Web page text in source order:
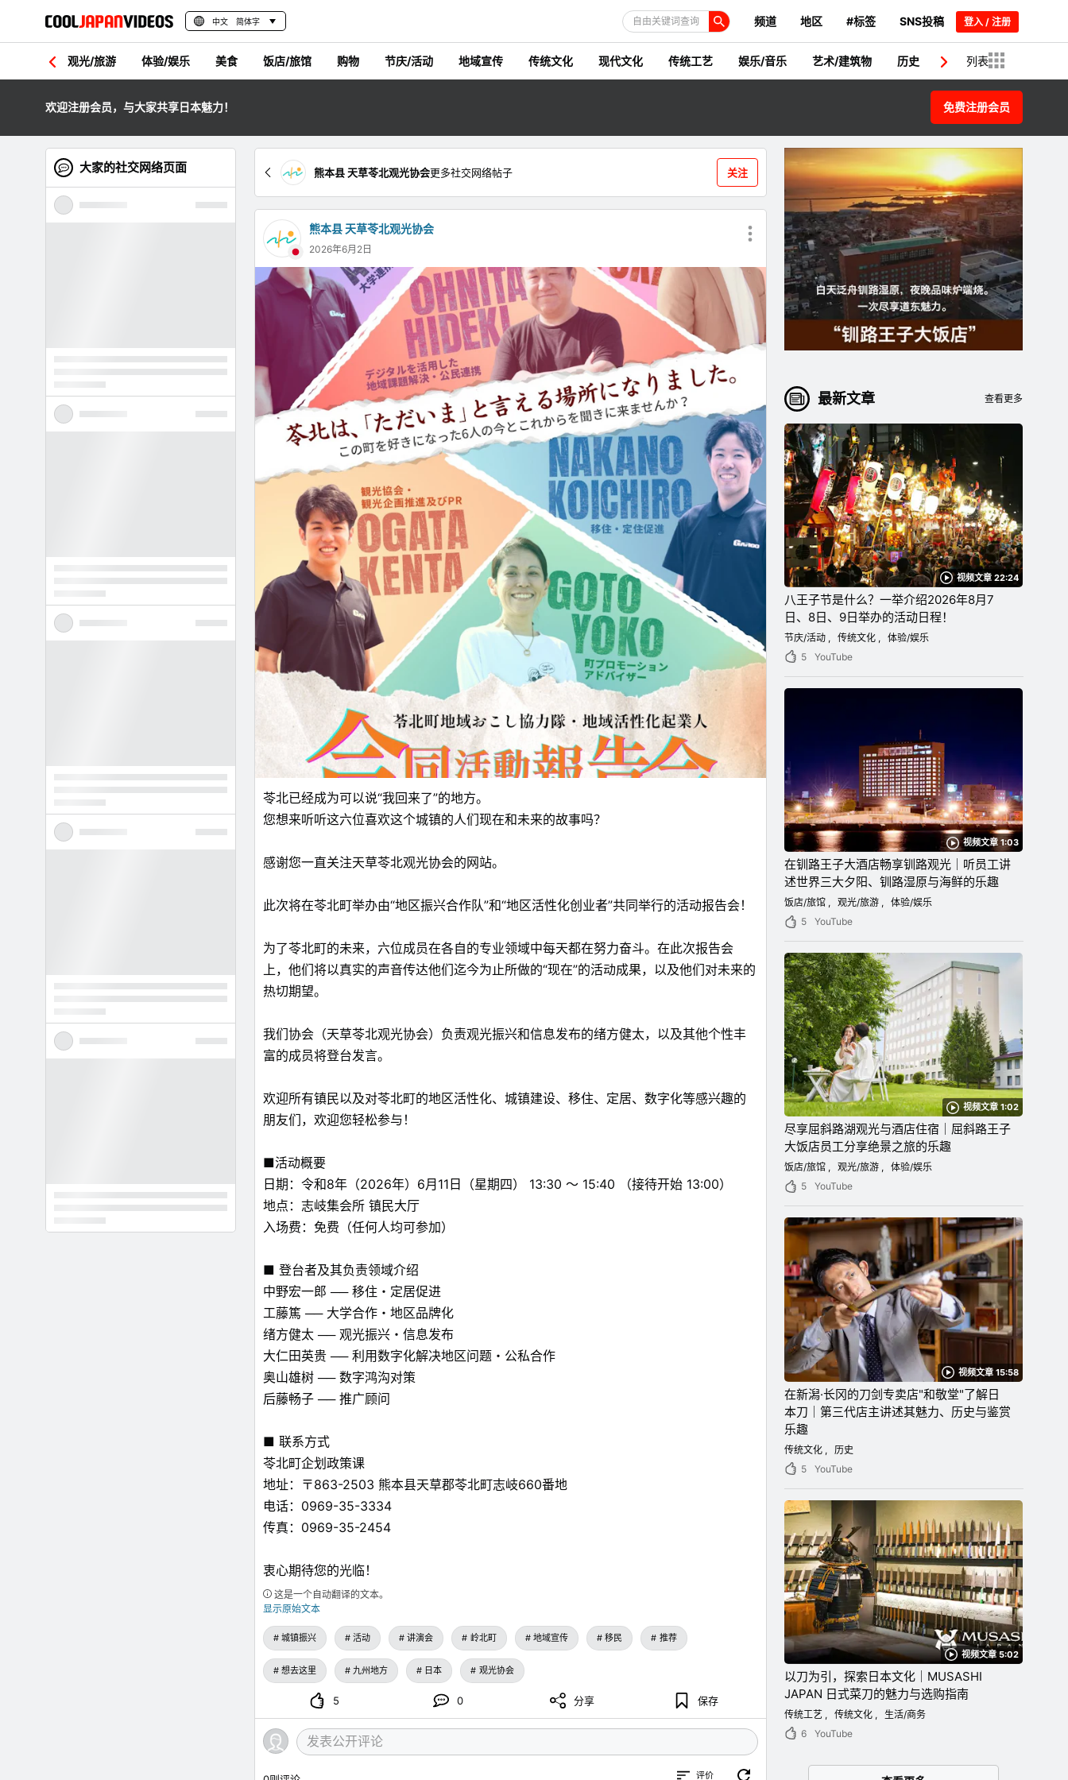
中文 简体字 自由关键词查询 频道 地区 #标签 SNS投稿 登入 / 注册
观光/旅游 体验/娱乐 美食 饭店/旅馆 购物 节庆/活动 地域宣传 传统文化 现代文化 传统工艺 娱乐/音乐 艺术/建筑物 历史 日本人/名人
列表
欢迎注册会员，与大家共享日本魅力！ 免费注册会员
熊本县 天草苓北观光协会更多社交网络帖子 关注
熊本县 天草苓北观光协会
2026年6月2日
苓北已经成为可以说“我回来了”的地方。
您想来听听这六位喜欢这个城镇的人们现在和未来的故事吗？
感谢您一直关注天草苓北观光协会的网站。
此次将在苓北町举办由“地区振兴合作队”和“地区活性化创业者”共同举行的活动报告会！
为了苓北町的未来，六位成员在各自的专业领域中每天都在努力奋斗。在此次报告会
上，他们将以真实的声音传达他们迄今为止所做的“现在”的活动成果，以及他们对未来的
热切期望。
我们协会（天草苓北观光协会）负责观光振兴和信息发布的绪方健太，以及其他个性丰
富的成员将登台发言。
欢迎所有镇民以及对苓北町的地区活性化、城镇建设、移住、定居、数字化等感兴趣的
朋友们，欢迎您轻松参与！
■活动概要
日期：令和8年（2026年）6月11日（星期四） 13:30 ～ 15:40 （接待开始 13:00）
地点：志岐集会所 镇民大厅
入场费：免费（任何人均可参加）
■ 登台者及其负责领域介绍
中野宏一郎 ── 移住・定居促进
工藤篤 ── 大学合作・地区品牌化
绪方健太 ── 观光振兴・信息发布
大仁田英贵 ── 利用数字化解决地区问题・公私合作
奥山雄树 ── 数字鸿沟对策
后藤畅子 ── 推广顾问
■ 联系方式
苓北町企划政策课
地址：〒863-2503 熊本县天草郡苓北町志岐660番地
电话：0969-35-3334
传真：0969-35-2454
衷心期待您的光临！
这是一个自动翻译的文本。
显示原始文本
城镇振兴 活动 讲演会 岭北町 地域宣传 移民 推荐
想去这里 九州地方 日本 观光协会
5 0 分享 保存
评价
大家的社交网络页面
最新文章 查看更多
视频文章 22:24
八王子节是什么？一举介绍2026年8月7
日、8日、9日举办的活动日程！
节庆/活动 传统文化
体验/娱乐
5
YouTube
视频文章 1:03
在钏路王子大酒店畅享钏路观光｜听员工讲
述世界三大夕阳、钏路湿原与海鲜的乐趣
饭店/旅馆 观光/旅游
体验/娱乐
5
YouTube
视频文章 1:02
尽享屈斜路湖观光与酒店住宿｜屈斜路王子
大饭店员工分享绝景之旅的乐趣
饭店/旅馆 观光/旅游
体验/娱乐
5
YouTube
视频文章 15:58
在新潟·长冈的刀剑专卖店"和敬堂"了解日
本刀｜第三代店主讲述其魅力、历史与鉴赏
乐趣
传统文化
历史
5
YouTube
视频文章 5:02
以刀为引，探索日本文化｜MUSASHI
JAPAN 日式菜刀的魅力与选购指南
传统工艺 传统文化
生活/商务
6
YouTube